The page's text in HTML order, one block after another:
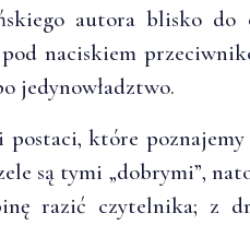
autora blisko do
naciskiem
jedynowładztwo.
które
są tymi „dobrymi”,
razić czytelnika; z